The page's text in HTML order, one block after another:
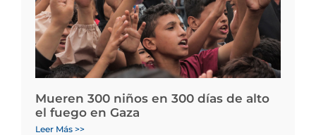
Mueren 300 niños en 300 días de alto
el fuego en Gaza
Leer Más >>